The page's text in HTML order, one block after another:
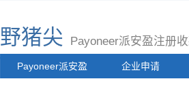
野猪尖 Payoneer派安盈注册
Payoneer派安盈 企业申请